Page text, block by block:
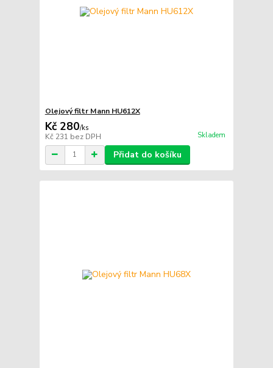
Olejový filtr Mann HU612X
Kč 280/ks
Kč 231 bez DPH Skladem
Přidat do košíku